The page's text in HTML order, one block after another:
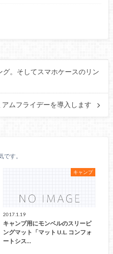
。そしてスマホケースのリン
ムフライデーを導入します
です。
キャンプ
2017.1.19
キャンプ用にモンベルのスリーピ
ングマット「マット U.L. コンフォ
ートシス…